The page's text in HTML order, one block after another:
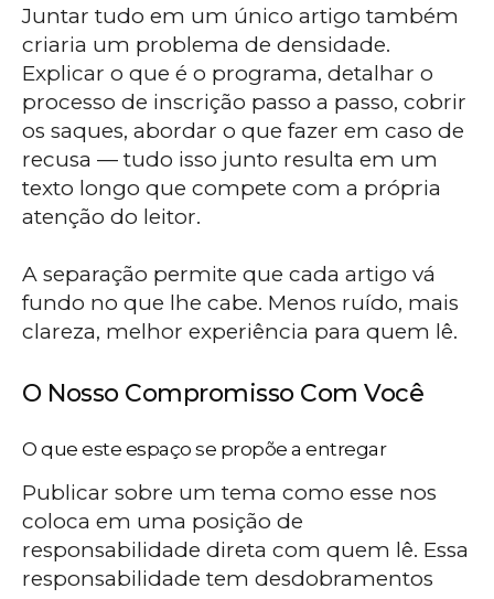
Juntar tudo em um único artigo também
criaria um problema de densidade.
Explicar o que é o programa, detalhar o
processo de inscrição passo a passo, cobrir
os saques, abordar o que fazer em caso de
recusa — tudo isso junto resulta em um
texto longo que compete com a própria
atenção do leitor.
A separação permite que cada artigo vá
fundo no que lhe cabe. Menos ruído, mais
clareza, melhor experiência para quem lê.
O Nosso Compromisso Com Você
O que este espaço se propõe a entregar
Publicar sobre um tema como esse nos
coloca em uma posição de
responsabilidade direta com quem lê. Essa
responsabilidade tem desdobramentos